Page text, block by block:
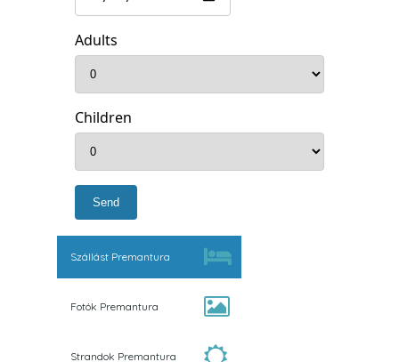
Adults
Children
Szállást Premantura
Fotók Premantura
Strandok Premantura